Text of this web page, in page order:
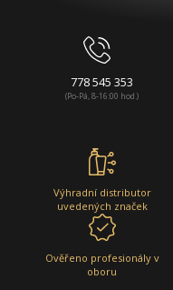
778 545 353
(Po-Pá, 8-16:00 hod.)
Výhradní distributor
uvedených značek
Ověřeno profesionály v
oboru